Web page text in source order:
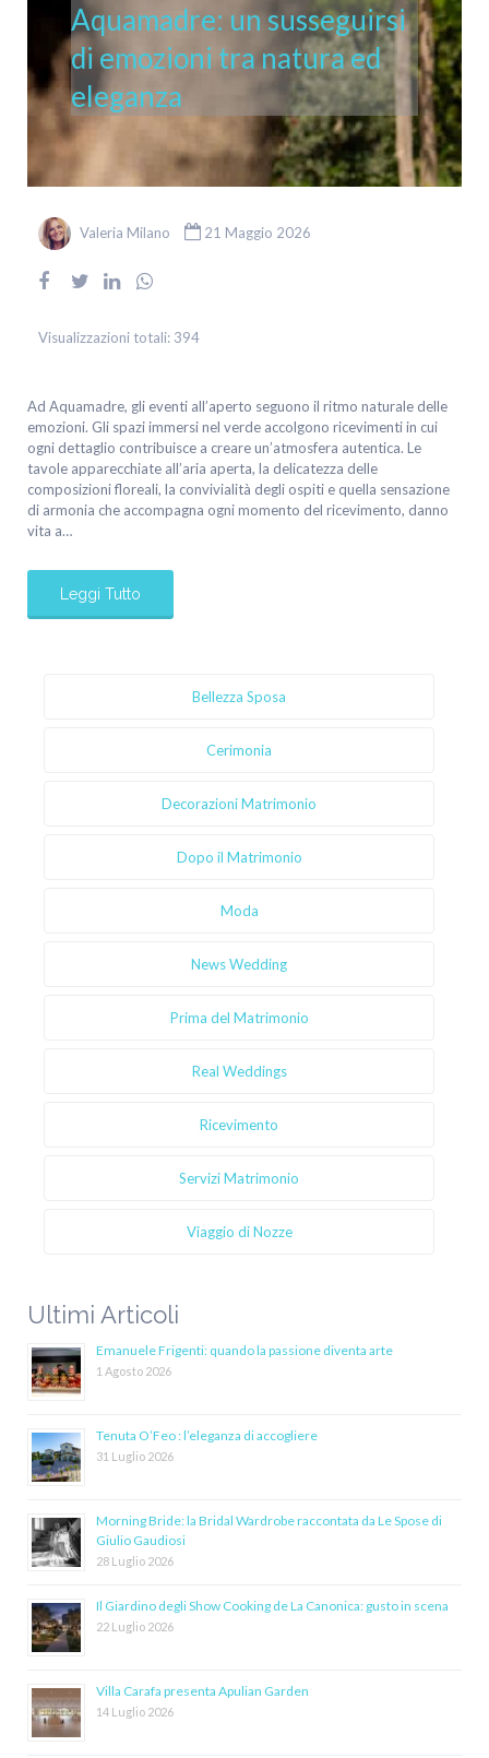
Aquamadre: un susseguirsi
di emozioni tra natura ed
eleganza
Valeria Milano 21 Maggio 2026
Visualizzazioni totali: 394
Ad Aquamadre, gli eventi all’aperto seguono il ritmo naturale delle
emozioni. Gli spazi immersi nel verde accolgono ricevimenti in cui
ogni dettaglio contribuisce a creare un’atmosfera autentica. Le
tavole apparecchiate all’aria aperta, la delicatezza delle
composizioni floreali, la convivialità degli ospiti e quella sensazione
di armonia che accompagna ogni momento del ricevimento, danno
vita a…
Leggi Tutto
Bellezza Sposa
Cerimonia
Decorazioni Matrimonio
Dopo il Matrimonio
Moda
News Wedding
Prima del Matrimonio
Real Weddings
Ricevimento
Servizi Matrimonio
Viaggio di Nozze
Ultimi Articoli
Emanuele Frigenti: quando la passione diventa arte
1 Agosto 2026
Tenuta O’Feo : l’eleganza di accogliere
31 Luglio 2026
Morning Bride: la Bridal Wardrobe raccontata da Le Spose di
Giulio Gaudiosi
28 Luglio 2026
Il Giardino degli Show Cooking de La Canonica: gusto in scena
22 Luglio 2026
Villa Carafa presenta Apulian Garden
14 Luglio 2026